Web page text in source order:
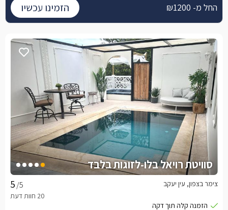
סוויטת רויאל בלו-לזוגות בלבד
/5 צימר בצפון, עין יעקב
החל מ- ₪1200 הזמינו עכשיו